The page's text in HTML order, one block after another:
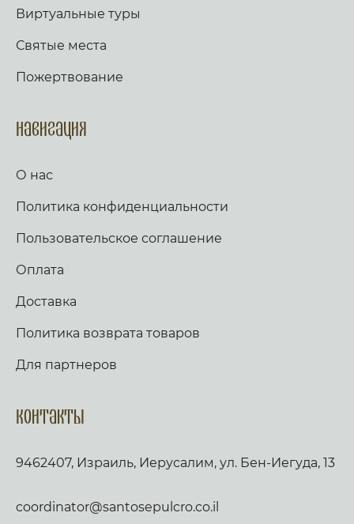
Виртуальные туры
Святые места
Пожертвование
Навигация
О нас
Политика конфиденциальности
Пользовательское соглашение
Оплата
Доставка
Политика возврата товаров
Для партнеров
Контакты
9462407, Израиль, Иерусалим, ул. Бен-Иегуда, 13
coordinator@santosepulcro.co.il